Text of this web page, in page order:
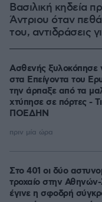
Βασιλική κηδεία
Άντριου όταν
του, αντιδράσεις
Ασθενής ξυλοκόπησε
στα Επείγοντα του
την άρπαξε από τα
χτύπησε σε πόρτες -
ΠΟΕΔΗΝ
πριν μία ώρα
Στο 401 οι δύο
τροχαίο στην
έγινε η σφοδρή